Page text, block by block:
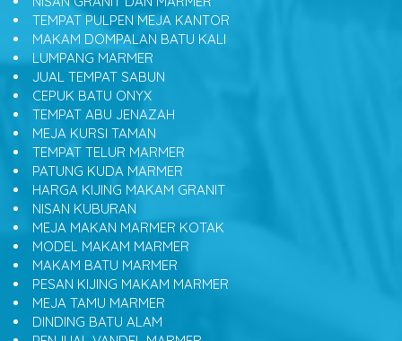
TEMPAT PULPEN MEJA KANTOR
MAKAM DOMPALAN BATU KALI
LUMPANG MARMER
JUAL TEMPAT SABUN
CEPUK BATU ONYX
TEMPAT ABU JENAZAH
MEJA KURSI TAMAN
TEMPAT TELUR MARMER
PATUNG KUDA MARMER
HARGA KIJING MAKAM GRANIT
NISAN KUBURAN
MEJA MAKAN MARMER KOTAK
MODEL MAKAM MARMER
MAKAM BATU MARMER
PESAN KIJING MAKAM MARMER
MEJA TAMU MARMER
DINDING BATU ALAM